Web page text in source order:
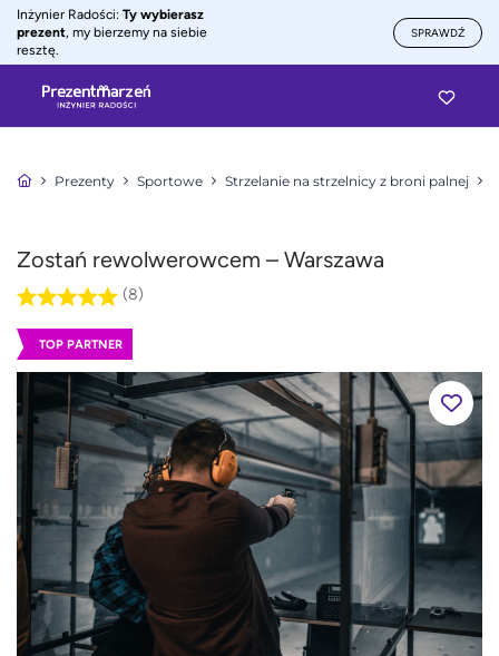
Inżynier Radości: Ty wybierasz
prezent, my bierzemy na siebie
resztę.
SPRAWDŹ
Prezenty Sportowe Strzelanie na strzelnicy z broni palnej
Zostań rewolwerowcem – Warszawa
(8)
TOP PARTNER